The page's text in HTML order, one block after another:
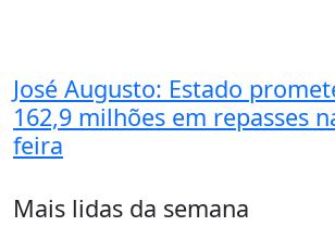
José Augusto: Estado
162,9 milhões em repasses
feira
Mais lidas da semana